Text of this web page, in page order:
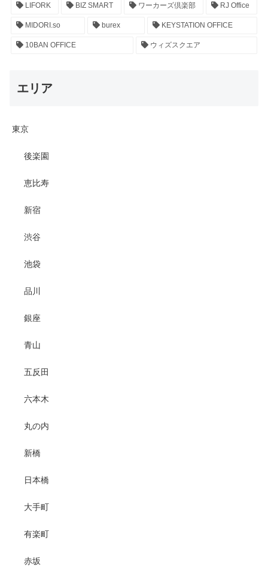
LIFORK BIZ SMART ワーカーズ倶楽部 RJ Office
MIDORI.so burex KEYSTATION OFFICE
10BAN OFFICE ウィズスクエア
エリア
東京
後楽園
恵比寿
新宿
渋谷
池袋
品川
銀座
青山
五反田
六本木
丸の内
新橋
日本橋
大手町
有楽町
赤坂